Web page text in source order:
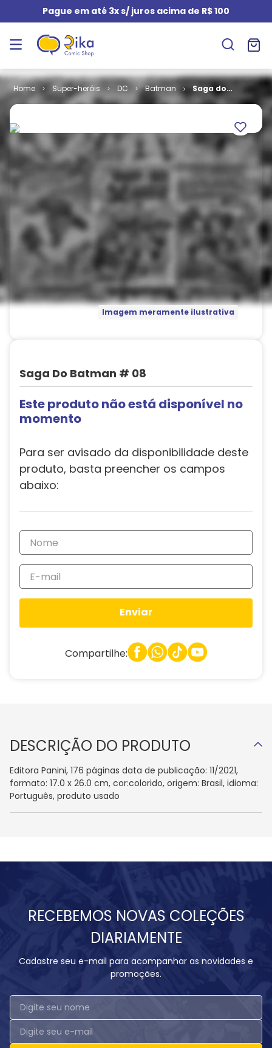
Pague em até 3x s/ juros acima de R$ 100
Super-heróis DC Batman
Saga do
Batman # 08
Imagem meramente ilustrativa
Saga Do Batman # 08
Este produto não está disponível no
momento
Para ser avisado da disponibilidade deste
produto, basta preencher os campos
abaixo:
Enviar
Compartilhe:
DESCRIÇÃO DO PRODUTO
Editora Panini, 176 páginas data de publicação: 11/2021,
formato: 17.0 x 26.0 cm, cor:colorido, origem: Brasil, idioma:
Português, produto usado
RECEBEMOS NOVAS COLEÇÕES
DIARIAMENTE
Cadastre seu e-mail para acompanhar as novidades e
promoções.